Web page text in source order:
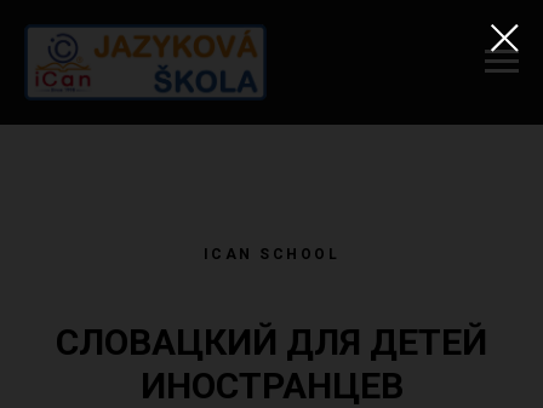
ICAN SCHOOL
СЛОВАЦКИЙ ДЛЯ ДЕТЕЙ
ИНОСТРАНЦЕВ